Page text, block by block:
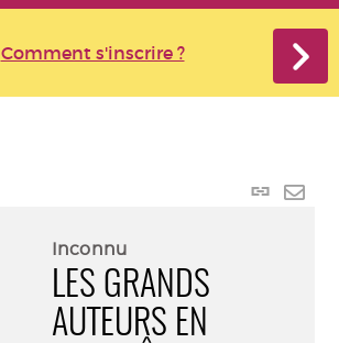
Comment s'inscrire ?
Lien
Inconnu
LES GRANDS
AUTEURS EN